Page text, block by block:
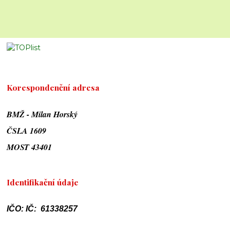
Korespondenční adresa
BMŽ - Milan Horský
ČSLA 1609
MOST 43401
Identifikační údaje
IČO: IČ: 61338257